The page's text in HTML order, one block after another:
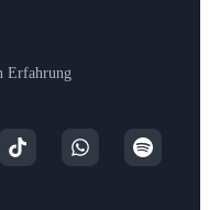
Erfahrung